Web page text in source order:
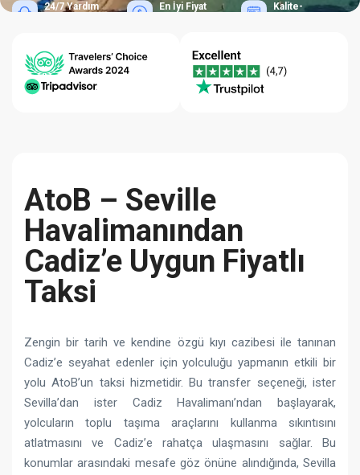
24/7 Yardım
En İyi Fiyat
Kalite-
AtoB – Seville
Havalimanından
Cadiz’e Uygun Fiyatlı
Taksi
Zengin bir tarih ve kendine özgü kıyı cazibesi ile tanınan
Cadiz’e seyahat edenler için yolculuğu yapmanın etkili bir
yolu AtoB’un taksi hizmetidir. Bu transfer seçeneği, ister
Sevilla’dan ister Cadiz Havalimanı’ndan başlayarak,
yolcuların toplu taşıma araçlarını kullanma sıkıntısını
atlatmasını ve Cadiz’e rahatça ulaşmasını sağlar. Bu
konumlar arasındaki mesafe göz önüne alındığında, Sevilla